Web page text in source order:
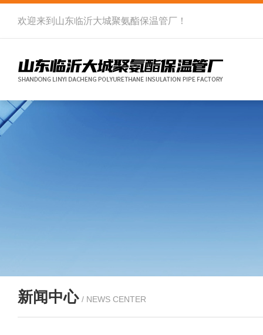
欢迎来到 山东临沂大城聚氨酯保温管厂 ！
新闻中心 / NEWS CENTER